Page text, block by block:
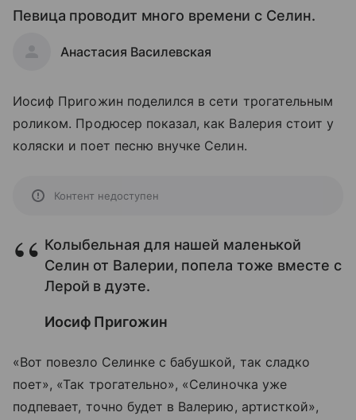
Певица проводит много времени с Селин.
Анастасия Василевская
Иосиф Пригожин поделился в сети трогательным
роликом. Продюсер показал, как Валерия стоит у
коляски и поет песню внучке Селин.
Контент недоступен
Колыбельная для нашей маленькой
Селин от Валерии, попела тоже вместе с
Лерой в дуэте.
Иосиф Пригожин
«Вот повезло Селинке с бабушкой, так сладко
поет», «Так трогательно», «Селиночка уже
подпевает, точно будет в Валерию, артисткой»,